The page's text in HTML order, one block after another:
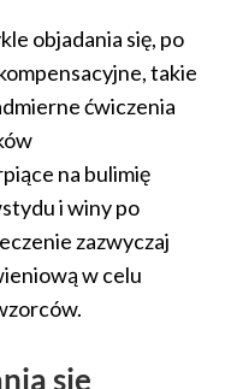
objadania się, po
takie
ćwiczenia
na bulimię
i winy po
zazwyczaj
w celu
się